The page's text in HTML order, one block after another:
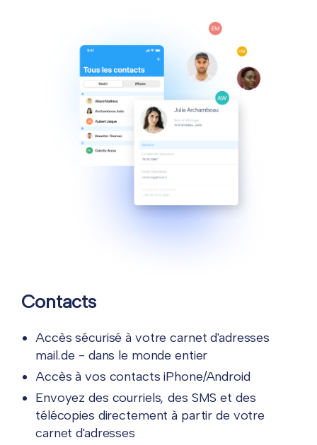
Contacts
Accès sécurisé à votre carnet d'adresses
mail.de - dans le monde entier
Accès à vos contacts iPhone/Android
Envoyez des courriels, des SMS et des
télécopies directement à partir de votre
carnet d'adresses